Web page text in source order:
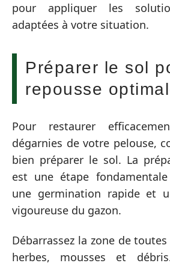
pour appliquer les
adaptées à votre situation.
Préparer le sol
repousse
Pour restaurer
dégarnies de votre pelouse,
bien préparer le sol. La
est une étape
une germination rapide et
vigoureuse du gazon.
Débarrassez la zone de
herbes, mousses et